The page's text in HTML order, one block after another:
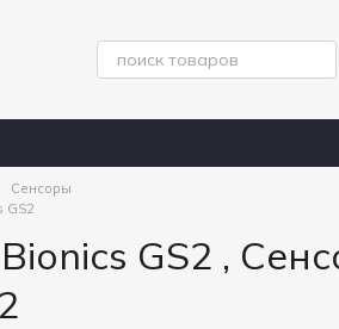
Сенсоры
GS2
GS2 ,